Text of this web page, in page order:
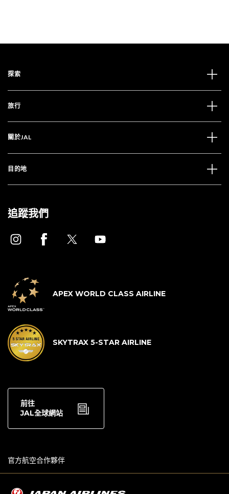
探索
旅行
關於JAL
目的地
追蹤我們
APEX WORLD CLASS AIRLINE
SKYTRAX 5-STAR AIRLINE
前往
JAL全球網站
官方航空合作夥伴